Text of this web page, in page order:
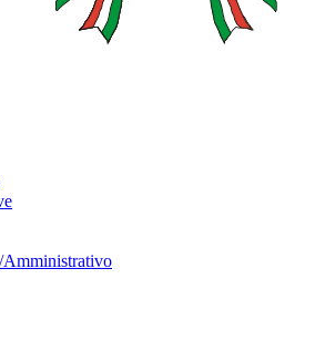
Amministrativo